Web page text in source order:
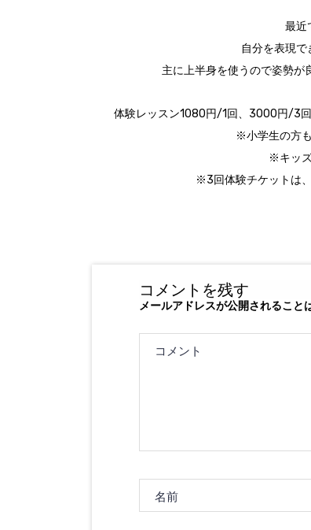
最近
自分を表現で
主に上半身を使うので姿勢が
体験レッスン1080円/1回、3000円/3回‬
※小学生の方
※キッ
※3回体験チケットは
コメントを残す
メールアドレスが公開されること
コメント
名前